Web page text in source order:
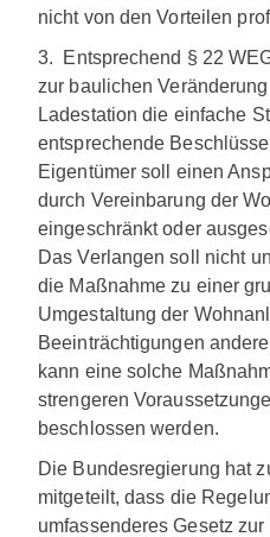
nicht von den Vorteilen
3. Entsprechend § 22
zur baulichen
Ladestation die einfache
entsprechende
Eigentümer soll einen
durch Vereinbarung der
eingeschränkt oder
Das Verlangen soll nicht
die Maßnahme zu einer
Umgestaltung der
Beeinträchtigungen
kann eine solche
strengeren
beschlossen werden.
Die Bundesregierung hat
mitgeteilt, dass die
umfassenderes Gesetz